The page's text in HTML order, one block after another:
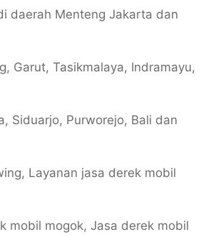
daerah Menteng Jakarta dan
Garut, Tasikmalaya, Indramayu,
Siduarjo, Purworejo, Bali dan
Layanan jasa derek mobil
mobil mogok, Jasa derek mobil